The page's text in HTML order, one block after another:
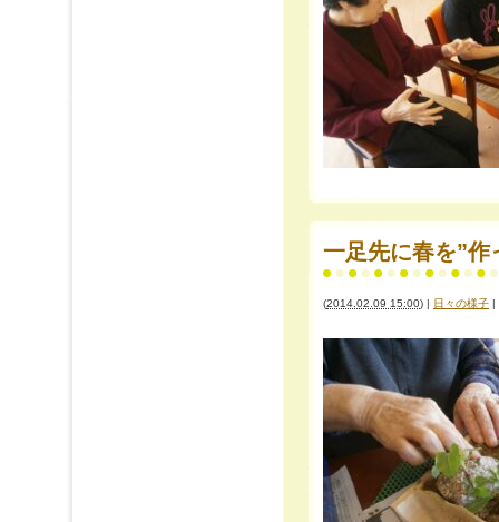
一足先に春を”
(2014.02.09 15:00) | 日々の様子 |